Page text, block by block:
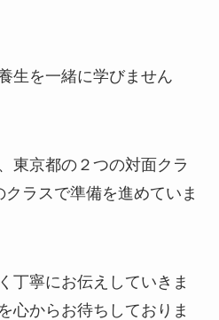
生を一緒に学びません
東京都の２つの対面クラ
ラスで準備を進めていま
丁寧にお伝えしていきま
心からお待ちしておりま